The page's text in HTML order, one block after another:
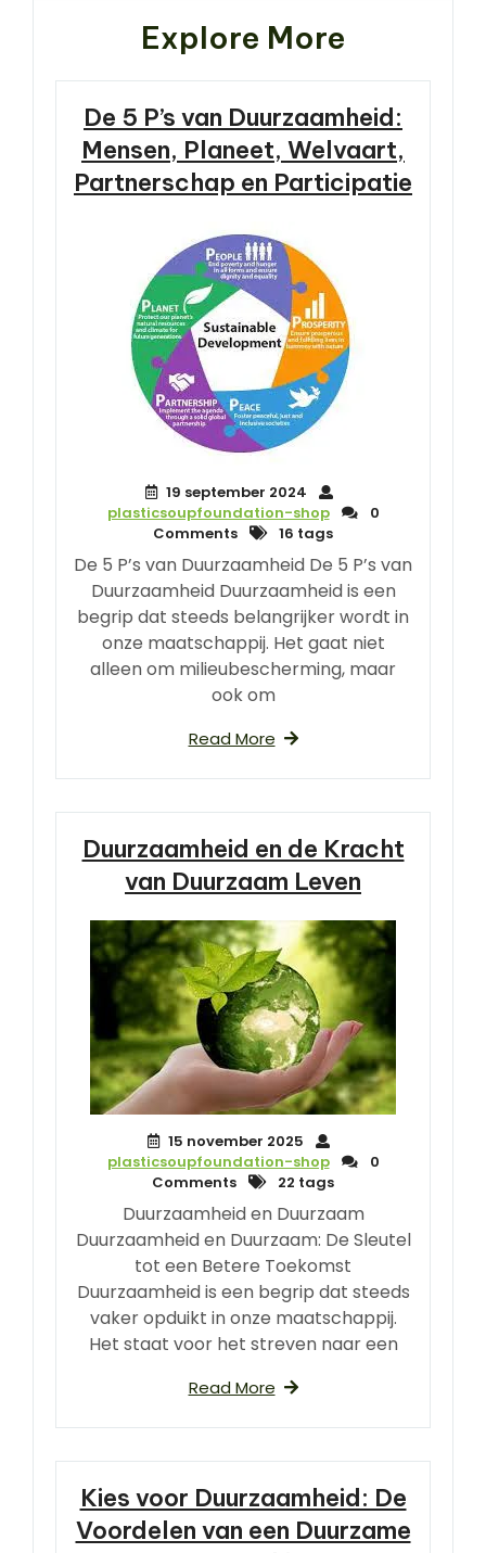
Explore More
De 5 P’s van Duurzaamheid:
Mensen, Planeet, Welvaart,
Partnerschap en Participatie
19 september 2024
plasticsoupfoundation-shop
0
Comments
16 tags
De 5 P’s van Duurzaamheid De 5 P’s van
Duurzaamheid Duurzaamheid is een
begrip dat steeds belangrijker wordt in
onze maatschappij. Het gaat niet
alleen om milieubescherming, maar
ook om
Read More
Duurzaamheid en de Kracht
van Duurzaam Leven
15 november 2025
plasticsoupfoundation-shop
0
Comments
22 tags
Duurzaamheid en Duurzaam
Duurzaamheid en Duurzaam: De Sleutel
tot een Betere Toekomst
Duurzaamheid is een begrip dat steeds
vaker opduikt in onze maatschappij.
Het staat voor het streven naar een
Read More
Kies voor Duurzaamheid: De
Voordelen van een Duurzame